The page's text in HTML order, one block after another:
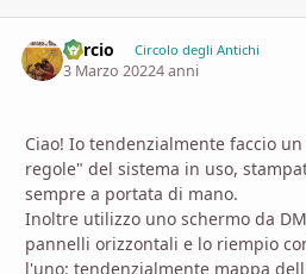
Percio Circolo degli Antichi
3 Marzo 20224 anni
Ciao! Io tendenzialmente faccio
regole" del sistema in uso,
sempre a portata di mano.
Inoltre utilizzo uno schermo da
pannelli orizzontali e lo riempio
l'uno: tendenzialmente mappa